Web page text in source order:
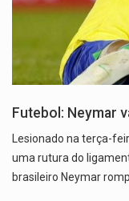
Futebol: Neymar
Lesionado na terça-
uma rutura do
brasileiro Neymar